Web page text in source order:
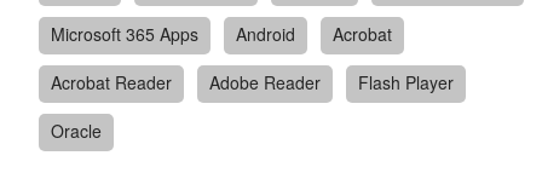
Microsoft 365 Apps
Android
Acrobat
Acrobat Reader
Adobe Reader
Flash Player
Oracle